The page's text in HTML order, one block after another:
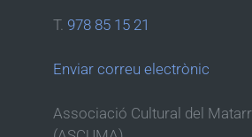
T. 978 85 15 21
Enviar correu electrònic
Associació Cultural del